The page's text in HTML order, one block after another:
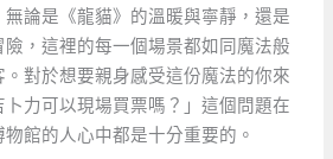
論是《龍貓》的溫暖與寧靜，還是
險，這裡的每一個場景都如同魔法般
對於想要親身感受這份魔法的你來
力可以現場買票嗎？」這個問題在
館的人心中都是十分重要的。